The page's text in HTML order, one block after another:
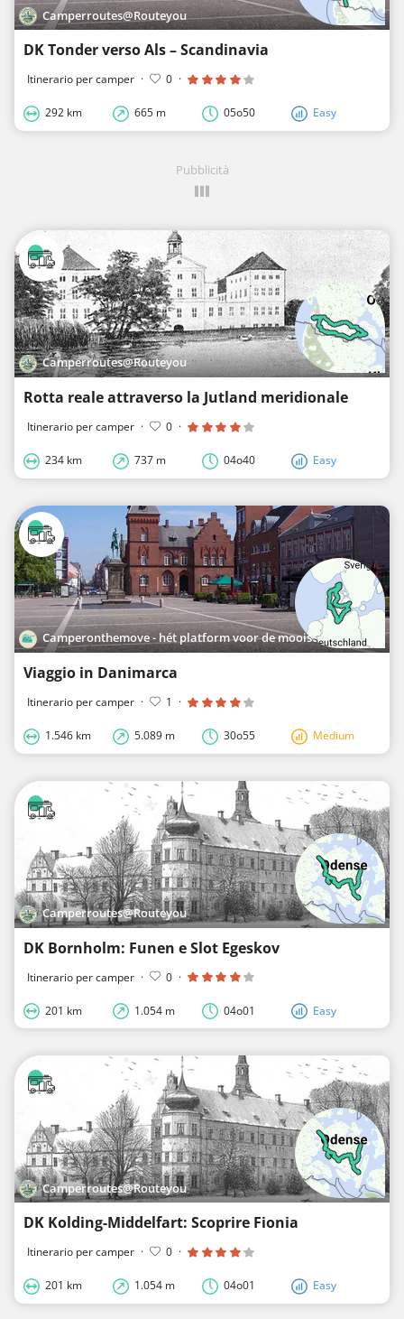
Camperroutes@Routeyou
DK Tonder verso Als – Scandinavia
Itinerario per camper · 0 ·
292 km 665 m 05o50 Easy
Pubblicità
Camperroutes@Routeyou
Rotta reale attraverso la Jutland meridionale
Itinerario per camper · 0 ·
234 km 737 m 04o40 Easy
Camperonthemove - hét platform voor de mooiste roadtrips in Europa
Viaggio in Danimarca
Itinerario per camper · 1 ·
1.546 km 5.089 m 30o55 Medium
Camperroutes@Routeyou
DK Bornholm: Funen e Slot Egeskov
Itinerario per camper · 0 ·
201 km 1.054 m 04o01 Easy
Camperroutes@Routeyou
DK Kolding-Middelfart: Scoprire Fionia
Itinerario per camper · 0 ·
201 km 1.054 m 04o01 Easy